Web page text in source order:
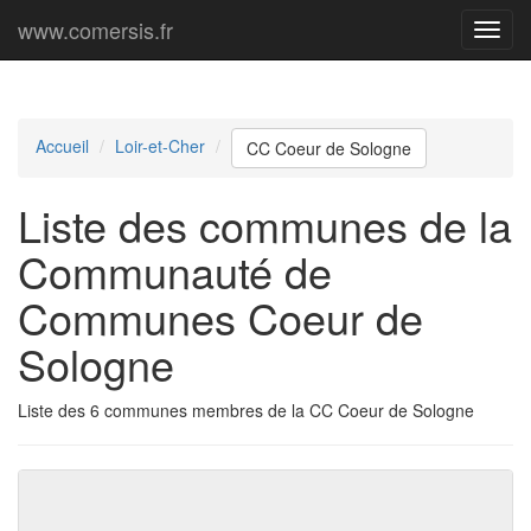
Menu
www.comersis.fr
Accueil Loir-et-Cher CC Coeur de Sologne
Liste des communes de la
Communauté de
Communes Coeur de
Sologne
Liste des 6 communes membres de la CC Coeur de Sologne